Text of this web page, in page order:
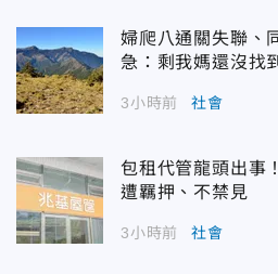
婦爬八通關失聯
急：剩我媽還沒找到
3小時前 社會
包租代管龍頭出事
遭羈押、不禁見
3小時前 社會